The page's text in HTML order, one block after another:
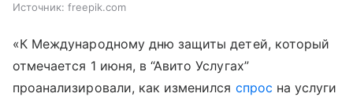
Источник: freepik.com
«К Международному дню защиты детей, который
отмечается 1 июня, в “Авито Услугах”
проанализировали, как изменился спрос на услуги